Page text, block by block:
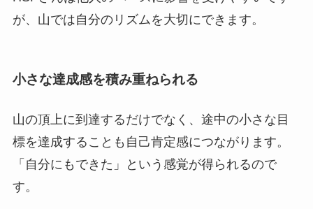
が、山では自分のリズムを大切にできます。
小さな達成感を積み重ねられる
山の頂上に到達するだけでなく、途中の小さな目
標を達成することも自己肯定感につながります。
「自分にもできた」という感覚が得られるので
す。